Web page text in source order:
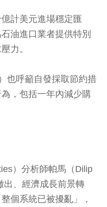
計美元進場穩定匯
油進口業者提供特別
力。
也呼籲自發採取節約措
，包括一年內減少購
）分析師帕馬（Dilip
出、經濟成長前景轉
個系統已被擾亂」，